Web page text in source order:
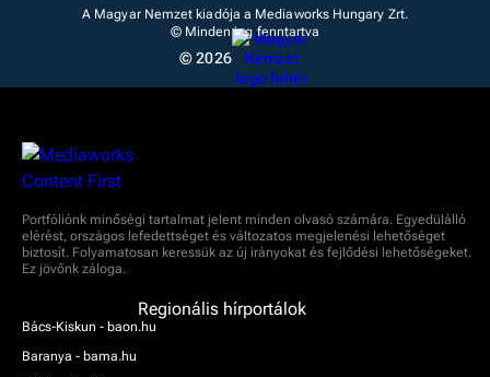
A Magyar Nemzet kiadója a Mediaworks Hungary Zrt.
© Minden jog fenntartva
© 2026
Portfóliónk minőségi tartalmat jelent minden olvasó számára. Egyedülálló
elérést, országos lefedettséget és változatos megjelenési lehetőséget
biztosít. Folyamatosan keressük az új irányokat és fejlődési lehetőségeket.
Ez jövőnk záloga.
Regionális hírportálok
Bács-Kiskun - baon.hu
Baranya - bama.hu